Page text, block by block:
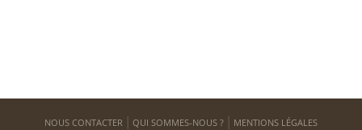
NOUS CONTACTER QUI SOMMES-NOUS ? MENTIONS LÉGALES